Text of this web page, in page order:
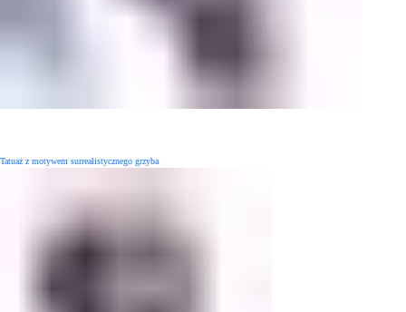
Tatuaż z motywem surrealistycznego grzyba